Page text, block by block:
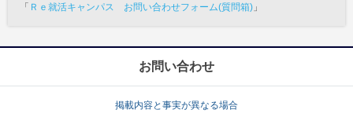
「 Ｒｅ就活キャンパス お問い合わせフォーム(質問箱) 」
お問い合わせ
掲載内容と事実が異なる場合